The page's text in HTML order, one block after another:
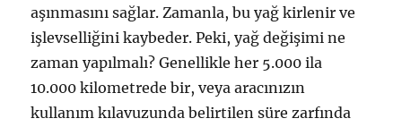
aşınmasını sağlar. Zamanla, bu yağ kirlenir ve
işlevselliğini kaybeder. Peki, yağ değişimi ne
zaman yapılmalı? Genellikle her 5.000 ila
10.000 kilometrede bir, veya aracınızın
kullanım kılavuzunda belirtilen süre zarfında